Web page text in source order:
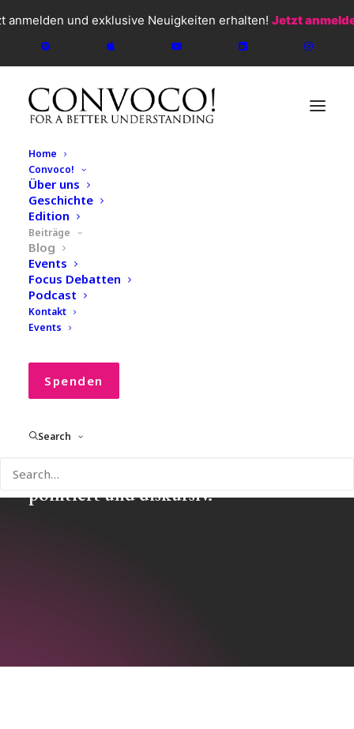
anmelden und exklusive Neuigkeiten erhalten! Jetzt
Home
Convoco!
Über uns
Geschichte
Edition
Beiträge
Blog
Events
Focus Debatten
Podcast
Kontakt
Events
Spenden
Search
CONVOCO!
rund um CONVOCO! – aktuell,
pointiert und diskursiv.